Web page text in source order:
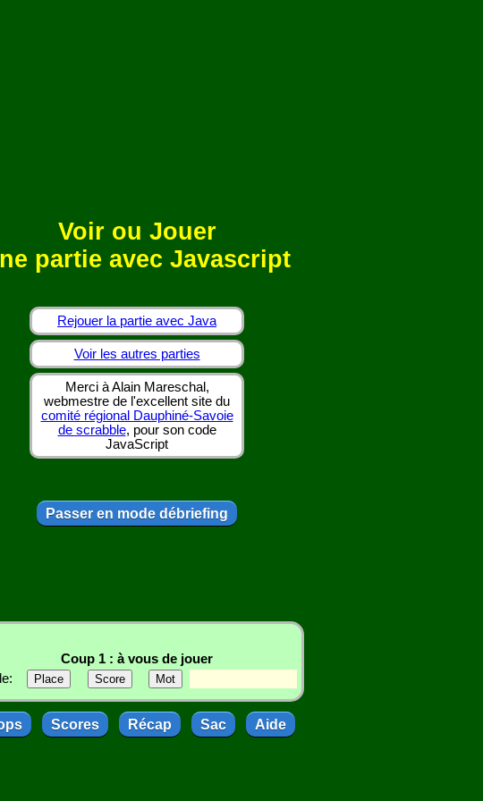
Voir ou Jouer
partie avec Javascript
Rejouer la partie avec Java
Voir les autres parties
Merci à Alain Mareschal,
webmestre de l'excellent site du
comité régional Dauphiné-Savoie
de scrabble, pour son code
JavaScript
Passer en mode débriefing
Coup 1 : à vous de jouer
Scores Récap Sac Aide